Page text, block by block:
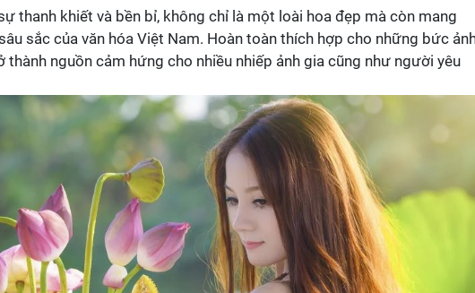
thanh khiết và bền bỉ, không chỉ là một loài hoa đẹp mà còn mang
sắc của văn hóa Việt Nam. Hoàn toàn thích hợp cho những bức
thành nguồn cảm hứng cho nhiều nhiếp ảnh gia cũng như người yêu